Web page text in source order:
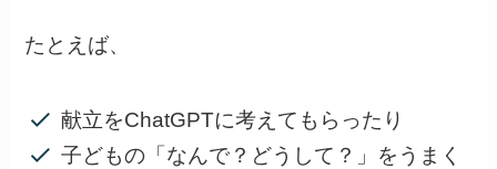
たとえば、
献立をChatGPTに考えてもらったり
子どもの「なんで？どうして？」をうまく